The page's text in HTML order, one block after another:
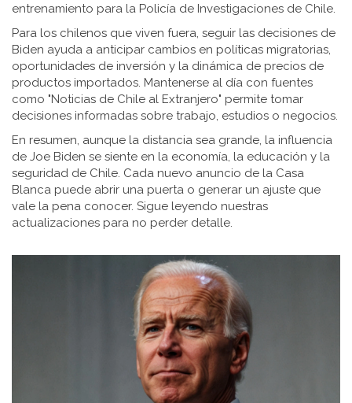
entrenamiento para la Policía de Investigaciones de Chile.
Para los chilenos que viven fuera, seguir las decisiones de
Biden ayuda a anticipar cambios en políticas migratorias,
oportunidades de inversión y la dinámica de precios de
productos importados. Mantenerse al día con fuentes
como "Noticias de Chile al Extranjero" permite tomar
decisiones informadas sobre trabajo, estudios o negocios.
En resumen, aunque la distancia sea grande, la influencia
de Joe Biden se siente en la economía, la educación y la
seguridad de Chile. Cada nuevo anuncio de la Casa
Blanca puede abrir una puerta o generar un ajuste que
vale la pena conocer. Sigue leyendo nuestras
actualizaciones para no perder detalle.